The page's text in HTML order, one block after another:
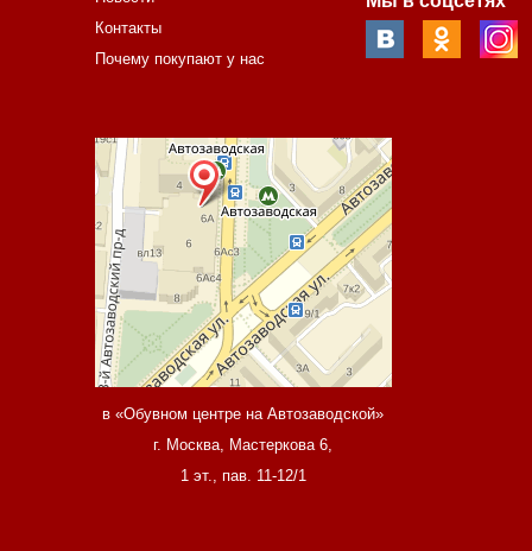
Контакты
Почему покупают у нас
в «Обувном центре на Автозаводской»
г. Москва, Мастеркова 6,
1 эт., пав. 11-12/1